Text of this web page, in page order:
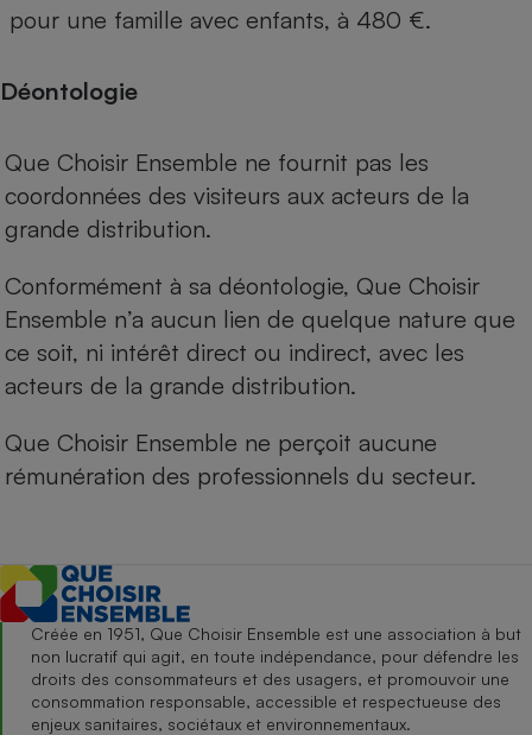
pour une famille avec enfants, à 480 €.
Déontologie
Que Choisir Ensemble ne fournit pas les
coordonnées des visiteurs aux acteurs de la
grande distribution.
Conformément à sa déontologie, Que Choisir
Ensemble n’a aucun lien de quelque nature que
ce soit, ni intérêt direct ou indirect, avec les
acteurs de la grande distribution.
Que Choisir Ensemble ne perçoit aucune
rémunération des professionnels du secteur.
Créée en 1951, Que Choisir Ensemble est une association à but
non lucratif qui agit, en toute indépendance, pour défendre les
droits des consommateurs et des usagers, et promouvoir une
consommation responsable, accessible et respectueuse des
enjeux sanitaires, sociétaux et environnementaux.